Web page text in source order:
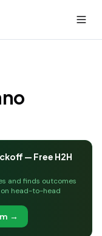
— Free H2H
and finds outcomes
head-to-head
→